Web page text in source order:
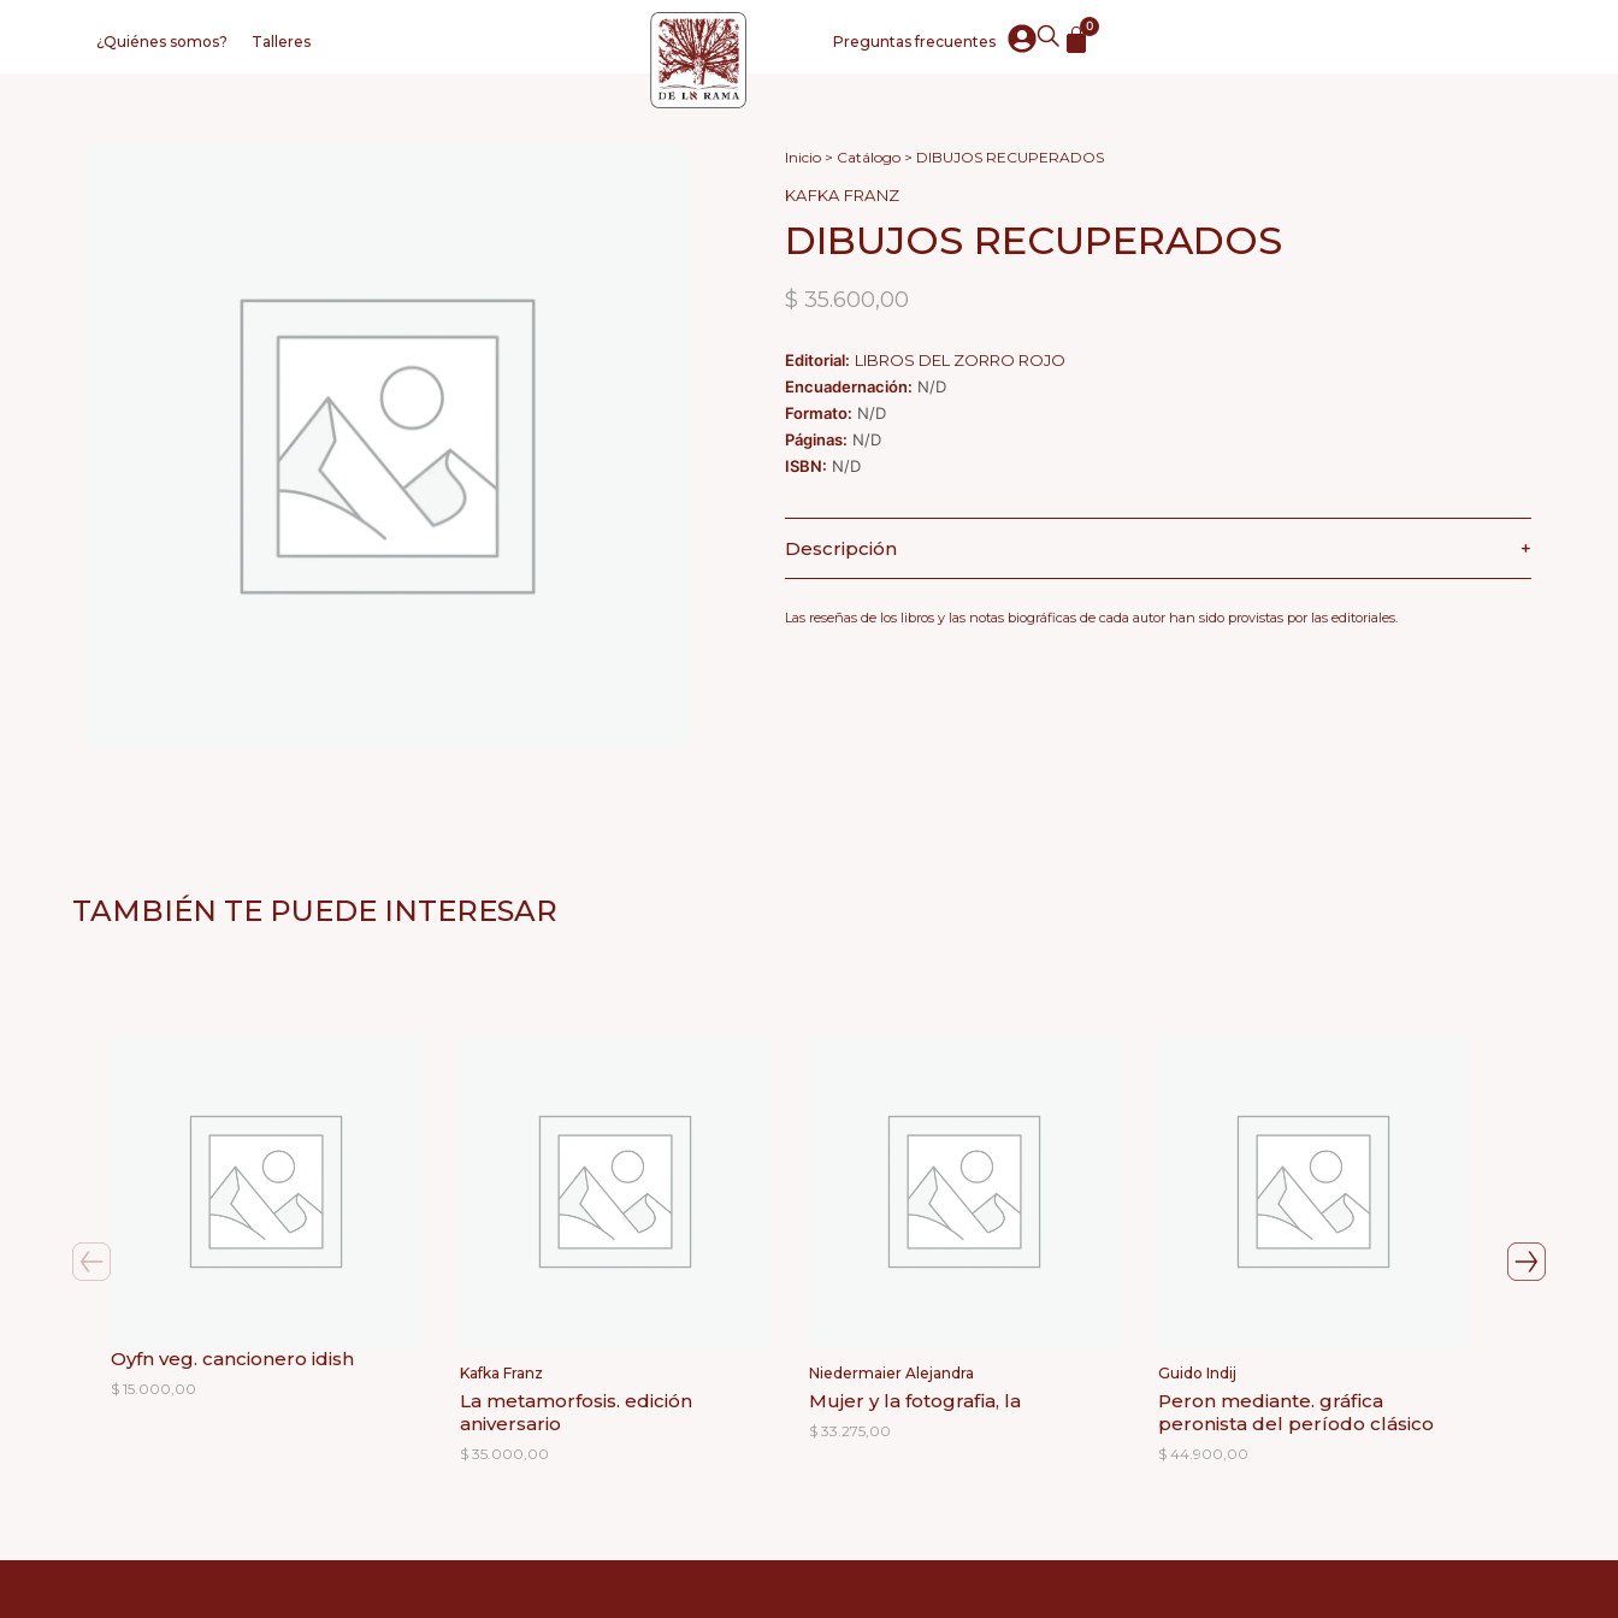
¿Quiénes somos? Talleres Preguntas frecuentes
Inicio > Catálogo > DIBUJOS RECUPERADOS
KAFKA FRANZ
DIBUJOS RECUPERADOS
$ 35.600,00
Editorial: LIBROS DEL ZORRO ROJO
Encuadernación: N/D
Formato: N/D
Páginas: N/D
ISBN: N/D
Descripción +
Las reseñas de los libros y las notas biográficas de cada autor han sido provistas por las editoriales.
TAMBIÉN TE PUEDE INTERESAR
Oyfn veg. cancionero idish
$ 15.000,00
Kafka Franz
La metamorfosis. edición
aniversario
$ 35.000,00
Niedermaier Alejandra
Mujer y la fotografia, la
$ 33.275,00
Guido Indij
Peron mediante. gráfica
peronista del período clásico
$ 44.900,00